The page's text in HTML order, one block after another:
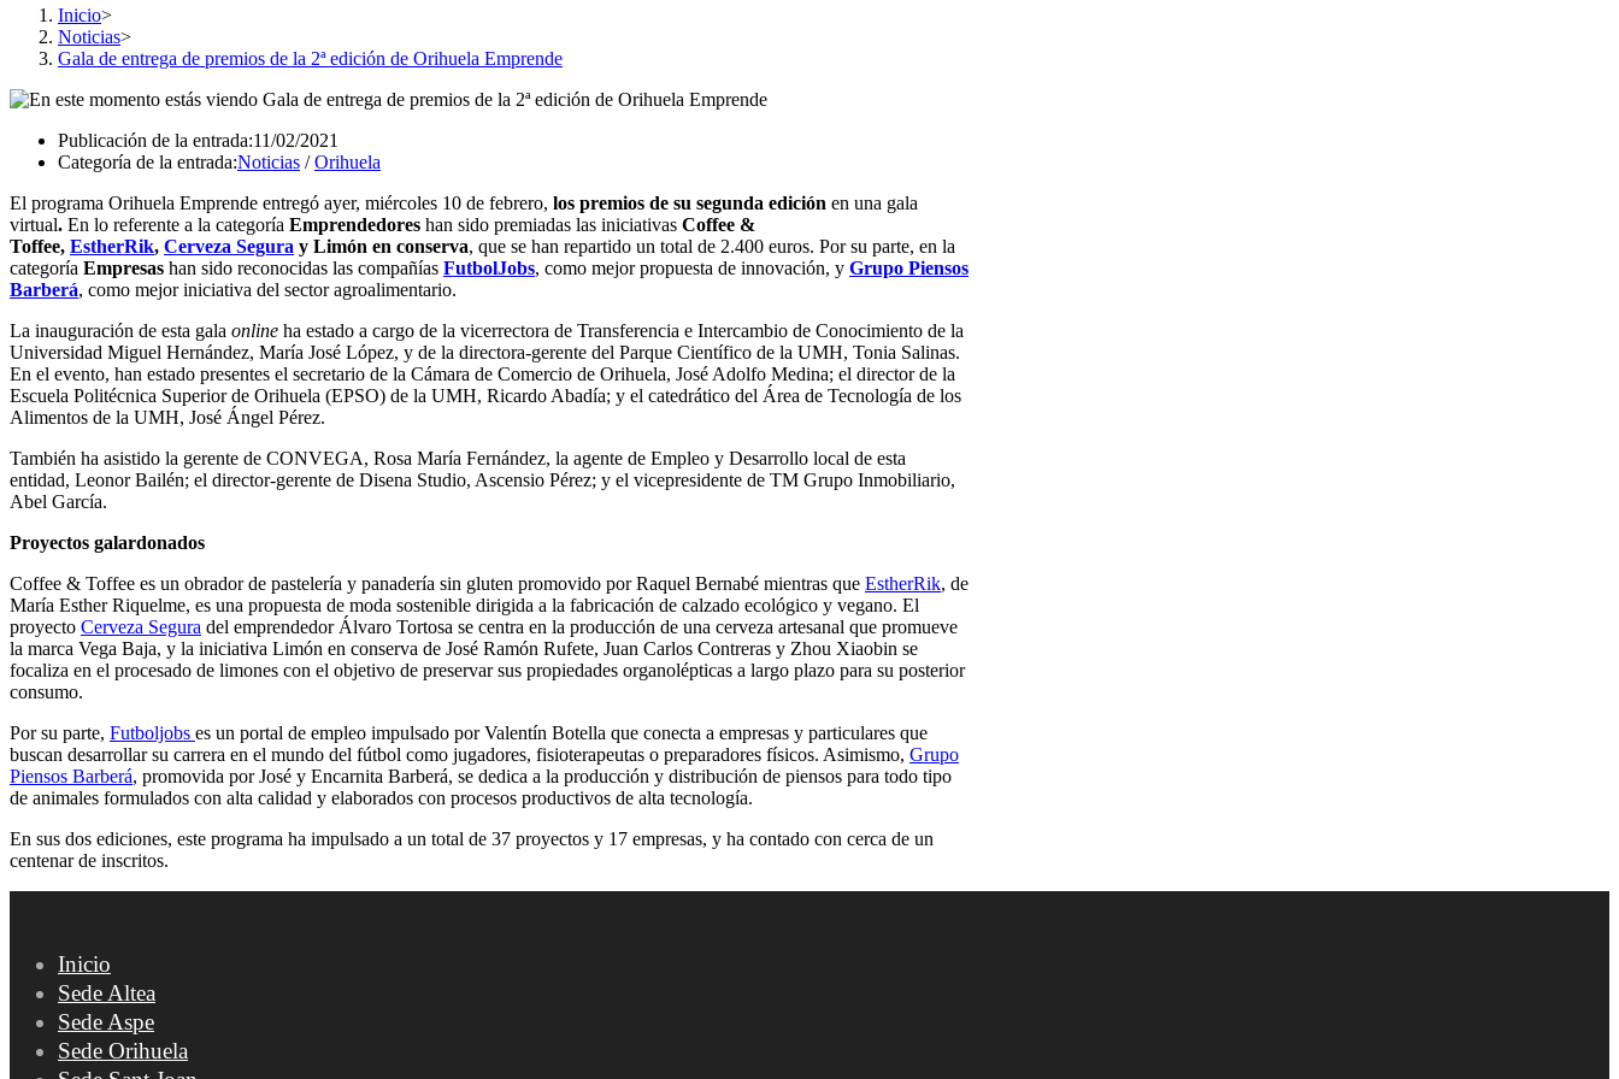
Inicio>
Noticias>
Gala de entrega de premios de la 2ª edición de Orihuela Emprende
Publicación de la entrada:11/02/2021
Categoría de la entrada:Noticias / Orihuela
El programa Orihuela Emprende entregó ayer, miércoles 10 de febrero, los premios de su segunda edición en una gala
virtual. En lo referente a la categoría Emprendedores han sido premiadas las iniciativas Coffee &
Toffee, EstherRik, Cerveza Segura y Limón en conserva, que se han repartido un total de 2.400 euros. Por su parte, en la
categoría Empresas han sido reconocidas las compañías FutbolJobs, como mejor propuesta de innovación, y Grupo Piensos
Barberá, como mejor iniciativa del sector agroalimentario.
La inauguración de esta gala online ha estado a cargo de la vicerrectora de Transferencia e Intercambio de Conocimiento de la
Universidad Miguel Hernández, María José López, y de la directora-gerente del Parque Científico de la UMH, Tonia Salinas.
En el evento, han estado presentes el secretario de la Cámara de Comercio de Orihuela, José Adolfo Medina; el director de la
Escuela Politécnica Superior de Orihuela (EPSO) de la UMH, Ricardo Abadía; y el catedrático del Área de Tecnología de los
Alimentos de la UMH, José Ángel Pérez.
También ha asistido la gerente de CONVEGA, Rosa María Fernández, la agente de Empleo y Desarrollo local de esta
entidad, Leonor Bailén; el director-gerente de Disena Studio, Ascensio Pérez; y el vicepresidente de TM Grupo Inmobiliario,
Abel García.
Proyectos galardonados
Coffee & Toffee es un obrador de pastelería y panadería sin gluten promovido por Raquel Bernabé mientras que EstherRik, de
María Esther Riquelme, es una propuesta de moda sostenible dirigida a la fabricación de calzado ecológico y vegano. El
proyecto Cerveza Segura del emprendedor Álvaro Tortosa se centra en la producción de una cerveza artesanal que promueve
la marca Vega Baja, y la iniciativa Limón en conserva de José Ramón Rufete, Juan Carlos Contreras y Zhou Xiaobin se
focaliza en el procesado de limones con el objetivo de preservar sus propiedades organolépticas a largo plazo para su posterior
consumo.
Por su parte, Futboljobs es un portal de empleo impulsado por Valentín Botella que conecta a empresas y particulares que
buscan desarrollar su carrera en el mundo del fútbol como jugadores, fisioterapeutas o preparadores físicos. Asimismo, Grupo
Piensos Barberá, promovida por José y Encarnita Barberá, se dedica a la producción y distribución de piensos para todo tipo
de animales formulados con alta calidad y elaborados con procesos productivos de alta tecnología.
En sus dos ediciones, este programa ha impulsado a un total de 37 proyectos y 17 empresas, y ha contado con cerca de un
centenar de inscritos.
Inicio
Sede Altea
Sede Aspe
Sede Orihuela